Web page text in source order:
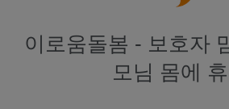
이로움돌봄 - 보호자
모님 몸에